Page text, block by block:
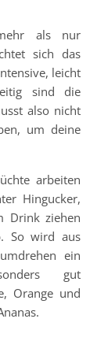
als nur
sich das
leicht
sind die
also nicht
um deine
arbeiten
Hingucker,
Drink ziehen
So wird aus
ein
gut
Orange und